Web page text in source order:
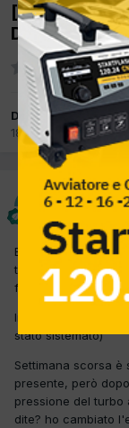
[Nissan
Diesel]
Da OfficinaGalfo
18 Aprile 2017in
18
Buongiorno a tutti,
tenta tenta tipo un
fa solo a quei giri.
In diagnosi trovo
stato sistemato)
Settimana scorsa è
presente, però
pressione del turbo
dite? ho cambiato